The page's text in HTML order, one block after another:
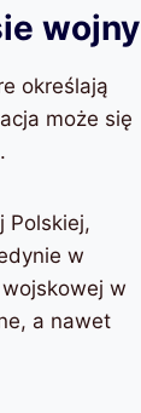
wojny
określają
może się
Polskiej,
w
w
a nawet